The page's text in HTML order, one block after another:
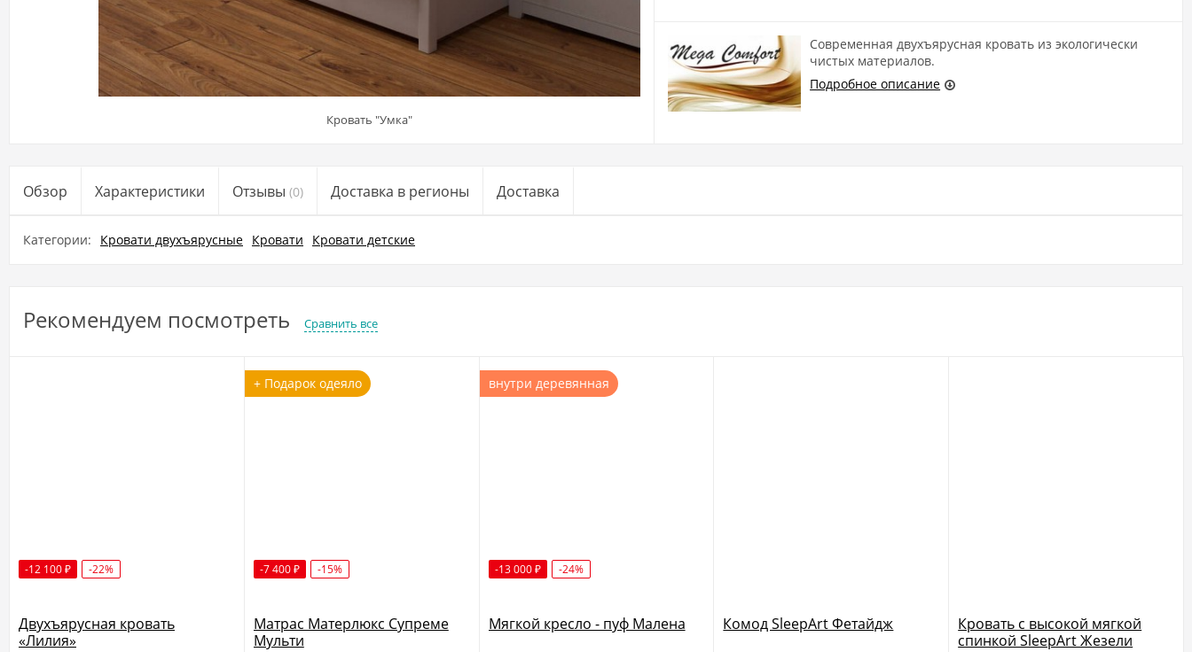
Кровать "Умка"
Современная двухъярусная кровать из экологически
чистых материалов.
Подробное описание
Обзор Характеристики Отзывы (0) Доставка в регионы Доставка
Категории: Кровати двухъярусные Кровати Кровати детские
Рекомендуем посмотреть Сравнить все
-12 100 ₽ -22%
Двухъярусная кровать
«Лилия»
+ Подарок одеяло
-7 400 ₽ -15%
Матрас Матерлюкс Супреме
Мульти
внутри деревянная
-13 000 ₽ -24%
Мягкой кресло - пуф Малена Комод SleepArt Фетайдж
Кровать с высокой мягкой
спинкой SleepArt Жезели